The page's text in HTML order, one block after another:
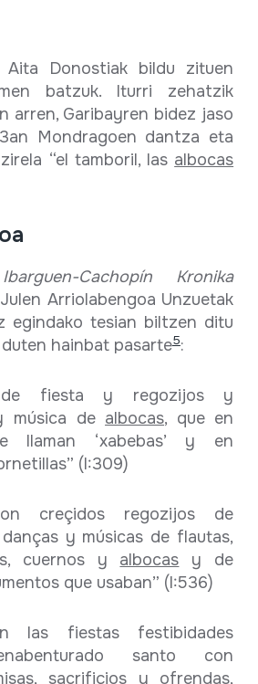
Aita Donostiak bildu zituen
batzuk. Iturri zehatzik
arren, Garibayren bidez jaso
Mondragoen dantza eta
“el tamboril, las albocas
Ibarguen-Cachopín Kronika
Arriolabengoa Unzuetak
egindako tesian biltzen ditu
hainbat pasarte5:
fiesta y regozijos y
música de albocas, que en
llaman ‘xabebas’ y en
(I:309)
creçidos regozijos de
y músicas de flautas,
cuernos y albocas y de
que usaban” (I:536)
las fiestas festibidades
santo con
sacrifiçios y ofrendas,